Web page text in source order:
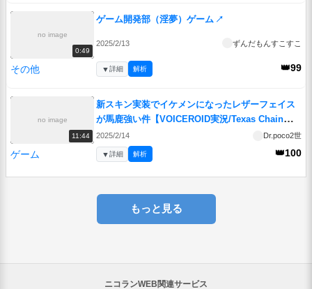
no image
0:49
ゲーム開発部（淫夢）ゲーム ↗
2025/2/13 ずんだもんすこすこ
その他 👑99
▼詳細 解析
no image
11:44
新スキン実装でイケメンになったレザーフェイス
が馬鹿強い件【VOICEROID実況/Texas Chain
Saw Massacre/テキサスチェーンソー】
↗
2025/2/14 Dr.poco2世
ゲーム 👑100
▼詳細 解析
もっと見る
ニコランWEB関連サービス